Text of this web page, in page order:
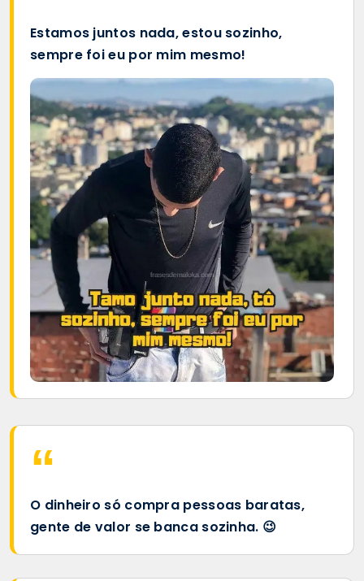
Estamos juntos nada, estou sozinho,
sempre foi eu por mim mesmo!
O dinheiro só compra pessoas baratas,
gente de valor se banca sozinha. 😉